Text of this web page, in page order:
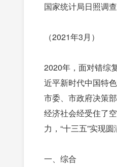
国家统计局日照调
（2021年3月）
2020年，面对错综
近平新时代中国特
市委、市政府决策
经济社会经受住了
力，“十三五”实现圆
一、综合